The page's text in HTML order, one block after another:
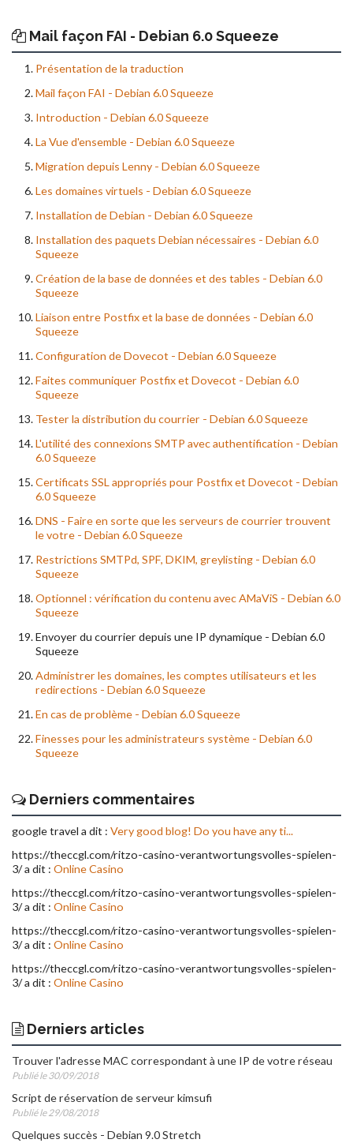
Mail façon FAI - Debian 6.0 Squeeze
Présentation de la traduction
Mail façon FAI - Debian 6.0 Squeeze
Introduction - Debian 6.0 Squeeze
La Vue d'ensemble - Debian 6.0 Squeeze
Migration depuis Lenny - Debian 6.0 Squeeze
Les domaines virtuels - Debian 6.0 Squeeze
Installation de Debian - Debian 6.0 Squeeze
Installation des paquets Debian nécessaires - Debian 6.0
Squeeze
Création de la base de données et des tables - Debian 6.0
Squeeze
Liaison entre Postfix et la base de données - Debian 6.0
Squeeze
Configuration de Dovecot - Debian 6.0 Squeeze
Faites communiquer Postfix et Dovecot - Debian 6.0
Squeeze
Tester la distribution du courrier - Debian 6.0 Squeeze
L'utilité des connexions SMTP avec authentification - Debian
6.0 Squeeze
Certificats SSL appropriés pour Postfix et Dovecot - Debian
6.0 Squeeze
DNS - Faire en sorte que les serveurs de courrier trouvent
le votre - Debian 6.0 Squeeze
Restrictions SMTPd, SPF, DKIM, greylisting - Debian 6.0
Squeeze
Optionnel : vérification du contenu avec AMaViS - Debian 6.0
Squeeze
Envoyer du courrier depuis une IP dynamique - Debian 6.0
Squeeze
Administrer les domaines, les comptes utilisateurs et les
redirections - Debian 6.0 Squeeze
En cas de problème - Debian 6.0 Squeeze
Finesses pour les administrateurs système - Debian 6.0
Squeeze
Derniers commentaires
google travel a dit : Very good blog! Do you have any ti...
https://theccgl.com/ritzo-casino-verantwortungsvolles-spielen-
3/ a dit : Online Casino
https://theccgl.com/ritzo-casino-verantwortungsvolles-spielen-
3/ a dit : Online Casino
https://theccgl.com/ritzo-casino-verantwortungsvolles-spielen-
3/ a dit : Online Casino
https://theccgl.com/ritzo-casino-verantwortungsvolles-spielen-
3/ a dit : Online Casino
Derniers articles
Trouver l'adresse MAC correspondant à une IP de votre réseau
Publié le 30/09/2018
Script de réservation de serveur kimsufi
Publié le 29/08/2018
Quelques succès - Debian 9.0 Stretch